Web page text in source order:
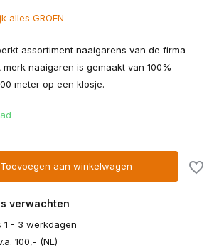
alles GROEN
assortiment naaigarens van de firma
merk naaigaren is gemaakt van 100%
meter op een klosje.
Toevoegen aan winkelwagen
verwachten
1 - 3 werkdagen
100,- (NL)